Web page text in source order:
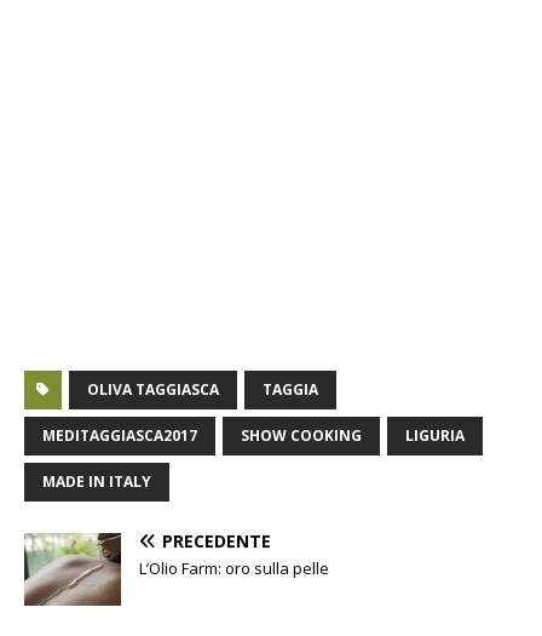
OLIVA TAGGIASCA TAGGIA
MEDITAGGIASCA2017 SHOW COOKING LIGURIA
MADE IN ITALY
PRECEDENTE
L’Olio Farm: oro sulla pelle